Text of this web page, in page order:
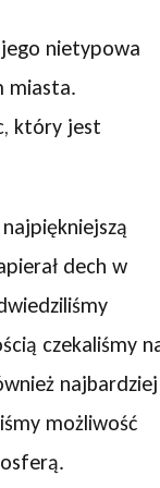
jego nietypowa
miasta.
który jest
dech w
czekaliśmy
najbardziej
możliwość